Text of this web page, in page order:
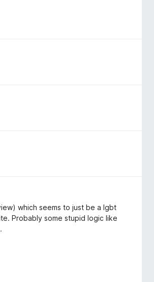
which seems to just be a lgbt
Probably some stupid logic like